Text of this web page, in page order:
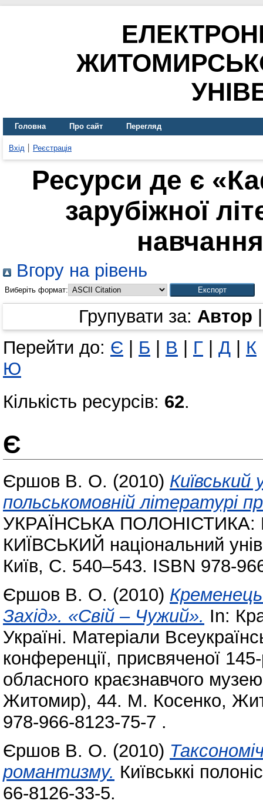
Головна Про сайт Перегляд
Вхід Реєстрація
Ресурси де є
зарубіжної
Вгору на рівень
Виберіть формат:
Групувати за: Автор
Перейти до: Є Б В Г Д К
Ю
Кількість ресурсів: 62.
Є
Єршов В. О. (2010) Київський
польськомовній літературі
УКРАЇНСЬКА
КИЇВСЬКИЙ національний
Київ, С. 540–543. ISBN 978-
Єршов В. О. (2010)
Захід». «Свій – Чужий». In:
Україні. Матеріали
конференції, присвяченої
обласного краєзнавчого
Житомир), 44. М. Косенко,
978-966-8123-75-7 .
Єршов В. О. (2010)
романтизму. Київськкі
66-8126-33-5.